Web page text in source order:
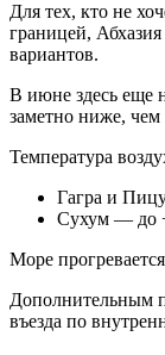
Для тех, кто не
границей,
вариантов.
В июне здесь еще
заметно ниже, чем
Температура
Гагра и
Сухум — до
Море
Дополнительным
въезда по